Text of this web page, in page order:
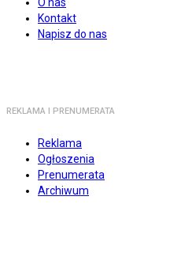
Kontakt
Napisz do nas
REKLAMA I PRENUMERATA
Reklama
Ogłoszenia
Prenumerata
Archiwum